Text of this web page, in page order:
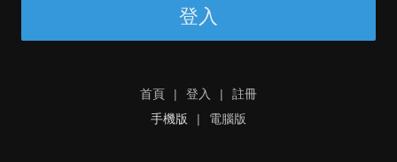
登入
首頁 | 登入 |
註冊
手機版
| 電腦版